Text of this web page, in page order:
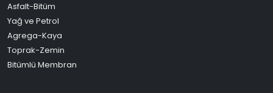
Asfalt-Bitüm
Yağ ve Petrol
Agrega-Kaya
Toprak-Zemin
Bitümlü Membran